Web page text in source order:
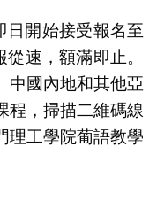
日開始接受報名至
速，額滿即止。
中國內地和其他亞
程，掃描二維碼線
理工學院葡語教學